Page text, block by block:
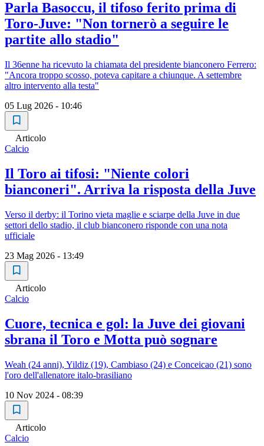
Parla Basoccu, il tifoso ferito prima di
Toro-Juve: "Non tornerò a seguire le
partite allo stadio"
Il 36enne ha ricevuto la chiamata del presidente bianconero Ferrero:
"Ancora troppo scosso, poteva capitare a chiunque. A settembre
altro intervento alla testa"
05 Lug 2026 - 10:46
Articolo
Calcio
Il Toro ai tifosi: "Niente colori
bianconeri". Arriva la risposta della Juve
Verso il derby: il Torino vieta maglie e sciarpe della Juve in due
settori dello stadio, il club bianconero risponde con una nota
ufficiale
23 Mag 2026 - 13:49
Articolo
Calcio
Cuore, tecnica e gol: la Juve dei giovani
sbrana il Toro e Motta può sognare
Weah (24 anni), Yildiz (19), Cambiaso (24) e Conceicao (21) sono
l'oro dell'allenatore italo-brasiliano
10 Nov 2024 - 08:39
Articolo
Calcio